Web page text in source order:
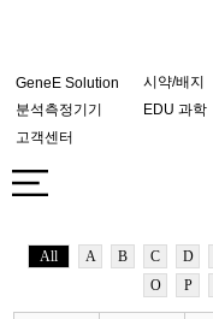
GeneE Solution 시약/배지
분석측정기기
EDU 과학
고객센터
All A B C D
O
P